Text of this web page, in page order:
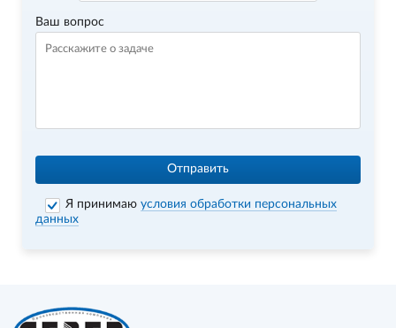
Ваш вопрос
Отправить
Я принимаюусловия обработки персональных
данных